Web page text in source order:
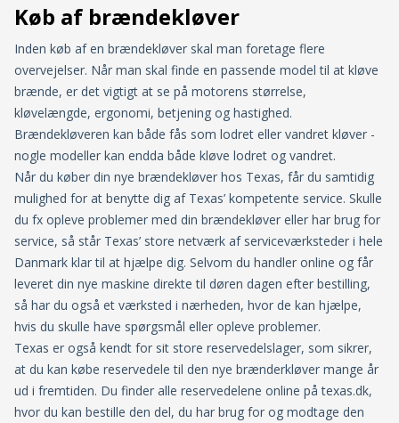
Køb af brændekløver
Inden køb af en brændekløver skal man foretage flere
overvejelser. Når man skal finde en passende model til at kløve
brænde, er det vigtigt at se på motorens størrelse,
kløvelængde, ergonomi, betjening og hastighed.
Brændekløveren kan både fås som lodret eller vandret kløver -
nogle modeller kan endda både kløve lodret og vandret.
Når du køber din nye brændekløver hos Texas, får du samtidig
mulighed for at benytte dig af Texas’ kompetente service. Skulle
du fx opleve problemer med din brændekløver eller har brug for
service, så står Texas’ store netværk af serviceværksteder i hele
Danmark klar til at hjælpe dig. Selvom du handler online og får
leveret din nye maskine direkte til døren dagen efter bestilling,
så har du også et værksted i nærheden, hvor de kan hjælpe,
hvis du skulle have spørgsmål eller opleve problemer.
Texas er også kendt for sit store reservedelslager, som sikrer,
at du kan købe reservedele til den nye brænderkløver mange år
ud i fremtiden. Du finder alle reservedelene online på texas.dk,
hvor du kan bestille den del, du har brug for og modtage den